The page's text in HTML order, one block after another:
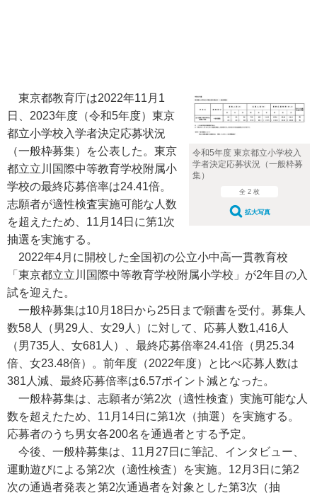
令和5年度 東京都立小学校入
学者決定応募状況（一般枠募
集）
全 2 枚
拡大写真
東京都教育庁は2022年11月1
日、2023年度（令和5年度）東京
都立小学校入学者決定応募状況
（一般枠募集）を公表した。東京
都立立川国際中等教育学校附属小
学校の最終応募倍率は24.41倍。
志願者が適性検査実施可能な人数
を超えたため、11月14日に第1次
抽選を実施する。
2022年4月に開校した全国初の公立小中高一貫教育校
「東京都立立川国際中等教育学校附属小学校」が2年目の入
試を迎えた。
一般枠募集は10月18日から25日まで願書を受付。募集人
数58人（男29人、女29人）に対して、応募人数1,416人
（男735人、女681人）、最終応募倍率24.41倍（男25.34
倍、女23.48倍）。前年度（2022年度）と比べ応募人数は
381人減、最終応募倍率は6.57ポイント減となった。
一般枠募集は、志願者が第2次（適性検査）実施可能な人
数を超えたため、11月14日に第1次（抽選）を実施する。
応募者のうち男女各200名を通過者とする予定。
今後、一般枠募集は、11月27日に筆記、インタビュー、
運動遊びによる第2次（適性検査）を実施。12月3日に第2
次の通過者発表と第2次通過者を対象とした第3次（抽